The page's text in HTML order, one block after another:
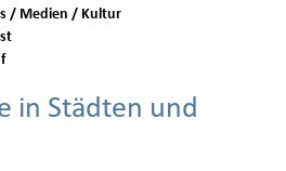
/ Medien / Kultur
in Städten und